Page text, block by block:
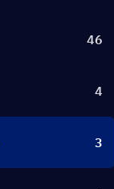
46
4
3